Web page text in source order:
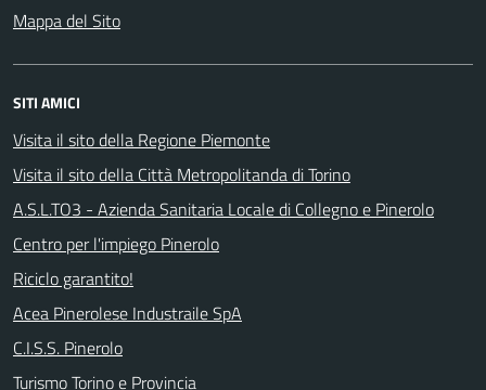
Mappa del Sito
SITI AMICI
Visita il sito della Regione Piemonte
Visita il sito della Città Metropolitanda di Torino
A.S.L.TO3 - Azienda Sanitaria Locale di Collegno e Pinerolo
Centro per l'impiego Pinerolo
Riciclo garantito!
Acea Pinerolese Industraile SpA
C.I.S.S. Pinerolo
Turismo Torino e Provincia